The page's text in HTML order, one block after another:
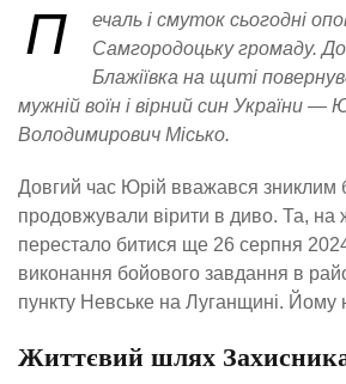
П
ечаль і смуток сьогодні
Самгородоцьку громаду. До
Блажіївка на щиті
мужній воїн і вірний син України —
Володимирович Місько.
Довгий час Юрій вважався зниклим
продовжували вірити в диво. Та, на
перестало битися ще 26 серпня
виконання бойового завдання в
пункту Невське на Луганщині.
Життєвий шлях